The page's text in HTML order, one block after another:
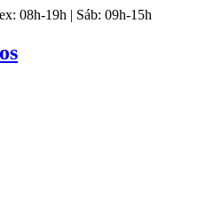
08h-19h | Sáb: 09h-15h